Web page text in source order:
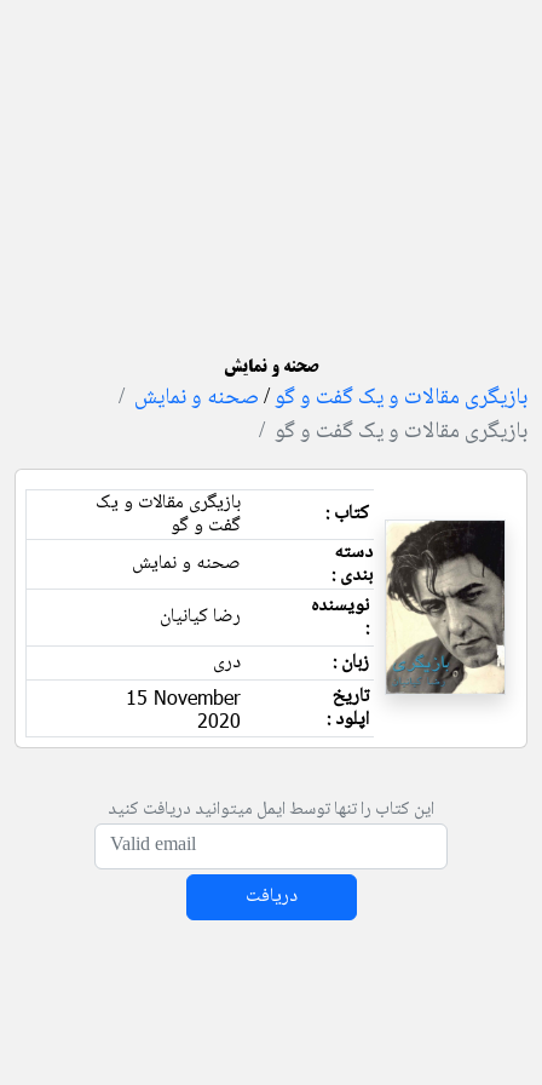
صحنه و نمایش
بازیگری مقالات و یک گفت و گو/صحنه و نمایش
بازیگری مقالات و یک گفت و گو
کتاب : بازیگری مقالات و یک
گفت و گو
دسته
بندی :
صحنه و نمایش
نویسنده
:
رضا کیانیان
زبان :
دری
تاریخ
اپلود :
15 November
2020
این کتاب را تنها توسط ایمل میتوانید دریافت کنید
دریافت